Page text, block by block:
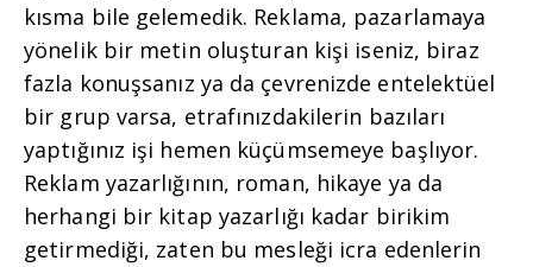
kısma bile gelemedik. Reklama, pazarlamaya
yönelik bir metin oluşturan kişi iseniz, biraz
fazla konuşsanız ya da çevrenizde entelektüel
bir grup varsa, etrafınızdakilerin bazıları
yaptığınız işi hemen küçümsemeye başlıyor.
Reklam yazarlığının, roman, hikaye ya da
herhangi bir kitap yazarlığı kadar birikim
getirmediği, zaten bu mesleği icra edenlerin